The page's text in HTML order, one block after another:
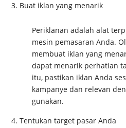
Buat iklan yang menarik
Periklanan adalah alat
mesin pemasaran Anda.
membuat iklan yang
dapat menarik perhatian
itu, pastikan iklan Anda
kampanye dan relevan
gunakan.
Tentukan target pasar Anda